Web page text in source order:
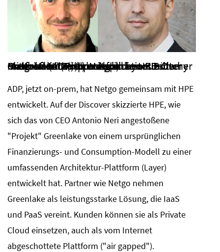
Matthias Nitz (re.) und Johannes Böttcher rechnen bei mittelständischen Kunden mit großem Zuspruch für die neue On-Prem-Variante ihrer Application Delivery Platform (ADP), "powered by HPE Greenlake” (Foto: Netgo)
ADP, jetzt on-prem, hat Netgo gemeinsam mit HPE
entwickelt. Auf der Discover skizzierte HPE, wie
sich das von CEO Antonio Neri angestoßene
"Projekt" Greenlake von einem ursprünglichen
Finanzierungs- und Consumption-Modell zu einer
umfassenden Architektur-Plattform (Layer)
entwickelt hat. Partner wie Netgo nehmen
Greenlake als leistungsstarke Lösung, die IaaS
und PaaS vereint. Kunden können sie als Private
Cloud einsetzen, auch als vom Internet
abgeschottete Plattform ("air gapped").